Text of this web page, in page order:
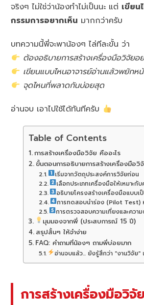
จริงๆ ไม่ใช่ว่าน้องทำไม่เป็นนะ แต่ เขียน
กรรมการอยากเห็น มากกว่าครับ
บทความนี้พี่จะพาน้องๆ ไล่ทีละขั้น ว่า
ต้องอธิบายการสร้างเครื่องมือวิจัยอย่
เขียนแบบไหนอาจารย์อ่านแล้วพยักห
จุดไหนที่พลาดกันบ่อยสุด
อ่านจบ เอาไปใช้ได้ทันทีครับ
Table of Contents
การสร้างเครื่องมือวิจัย คืออะไร
ขั้นตอนการอธิบายการสร้างเครื่องมือวิ
เริ่มจากวัตถุประสงค์การวิจัยก่อน
เลือกประเภทเครื่องมือให้เหมาะกั
อธิบายโครงสร้างเครื่องมือแบบเ
การทดสอบนำร่อง (Pilot Test)
การตรวจสอบความเที่ยงและควา
มุมมองจากพี่ (ประสบการณ์ 15 ปี)
สรุปสั้นๆ ให้จำง่าย
FAQ: คำถามที่น้องๆ ถามพี่บ่อยมาก
อ่านจบแล้ว... ยังรู้สึกว่า "งานวิจัย"
การสร้างเครื่องมือวิจั